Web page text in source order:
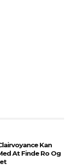
Kan
At Finde Ro Og